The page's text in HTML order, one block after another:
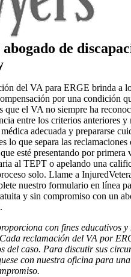
de
del VA para ERGE brinda a
por una condición
que el VA no siempre ha
entre los criterios anteriores y
adecuada y prepararse
lo que separa las reclamaciones
esté presentando por primera
al TEPT o apelando una
solo. Llame a
nuestro formulario en línea
y sin compromiso con un
con fines educativos y
reclamación del VA por
del caso. Para discutir sus
con nuestra oficina para